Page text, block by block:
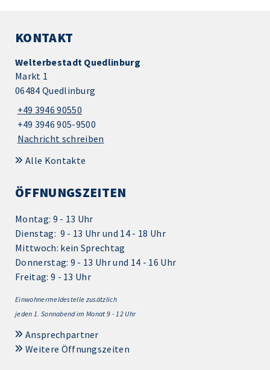
KONTAKT
Welterbestadt Quedlinburg
Markt 1
06484 Quedlinburg
+49 3946 90550
+49 3946 905-9500
Nachricht schreiben
Alle Kontakte
ÖFFNUNGSZEITEN
Montag: 9 - 13 Uhr
Dienstag: 9 - 13 Uhr und 14 - 18 Uhr
Mittwoch: kein Sprechtag
Donnerstag: 9 - 13 Uhr und 14 - 16 Uhr
Freitag: 9 - 13 Uhr
Einwohnermeldestelle zusätzlich
jeden 1. Sonnabend im Monat 9 - 12 Uhr
Ansprechpartner
Weitere Öffnungszeiten